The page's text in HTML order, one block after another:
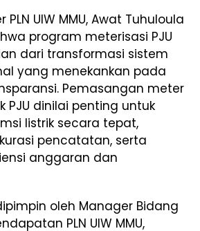
UIW MMU, Awat Tuhuloula
program meterisasi PJU
dari transformasi sistem
yang menekankan pada
Pemasangan meter
PJU dinilai penting untuk
listrik secara tepat,
pencatatan, serta
anggaran dan
oleh Manager Bidang
PLN UIW MMU,